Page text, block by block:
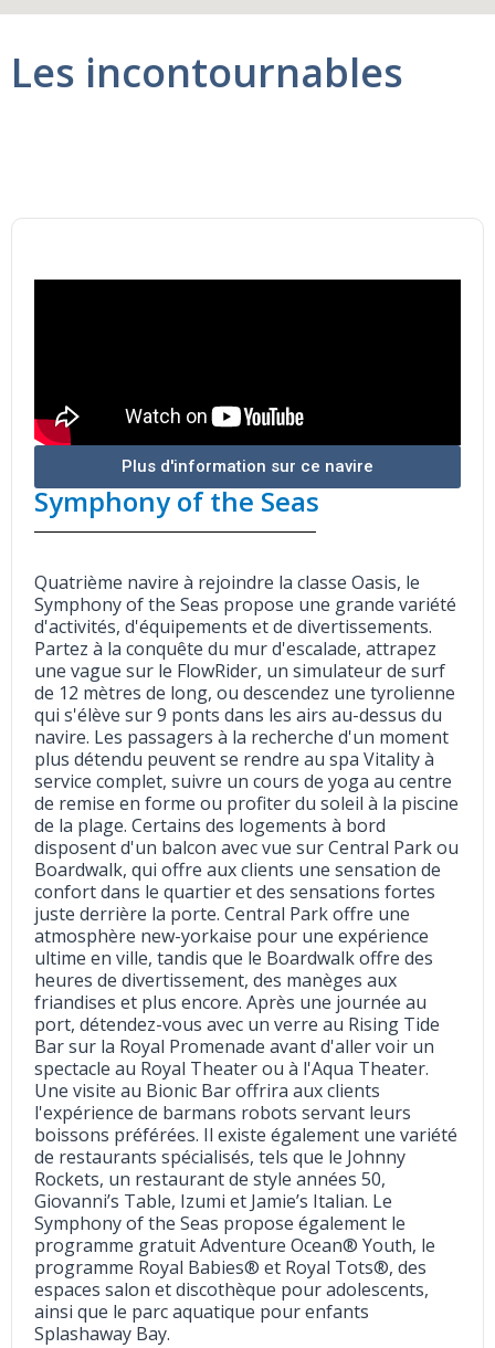
Les incontournables
Plus d'information sur ce navire
Symphony of the Seas
Quatrième navire à rejoindre la classe Oasis, le
Symphony of the Seas propose une grande variété
d'activités, d'équipements et de divertissements.
Partez à la conquête du mur d'escalade, attrapez
une vague sur le FlowRider, un simulateur de surf
de 12 mètres de long, ou descendez une tyrolienne
qui s'élève sur 9 ponts dans les airs au-dessus du
navire. Les passagers à la recherche d'un moment
plus détendu peuvent se rendre au spa Vitality à
service complet, suivre un cours de yoga au centre
de remise en forme ou profiter du soleil à la piscine
de la plage. Certains des logements à bord
disposent d'un balcon avec vue sur Central Park ou
Boardwalk, qui offre aux clients une sensation de
confort dans le quartier et des sensations fortes
juste derrière la porte. Central Park offre une
atmosphère new-yorkaise pour une expérience
ultime en ville, tandis que le Boardwalk offre des
heures de divertissement, des manèges aux
friandises et plus encore. Après une journée au
port, détendez-vous avec un verre au Rising Tide
Bar sur la Royal Promenade avant d'aller voir un
spectacle au Royal Theater ou à l'Aqua Theater.
Une visite au Bionic Bar offrira aux clients
l'expérience de barmans robots servant leurs
boissons préférées. Il existe également une variété
de restaurants spécialisés, tels que le Johnny
Rockets, un restaurant de style années 50,
Giovanni’s Table, Izumi et Jamie’s Italian. Le
Symphony of the Seas propose également le
programme gratuit Adventure Ocean® Youth, le
programme Royal Babies® et Royal Tots®, des
espaces salon et discothèque pour adolescents,
ainsi que le parc aquatique pour enfants
Splashaway Bay.